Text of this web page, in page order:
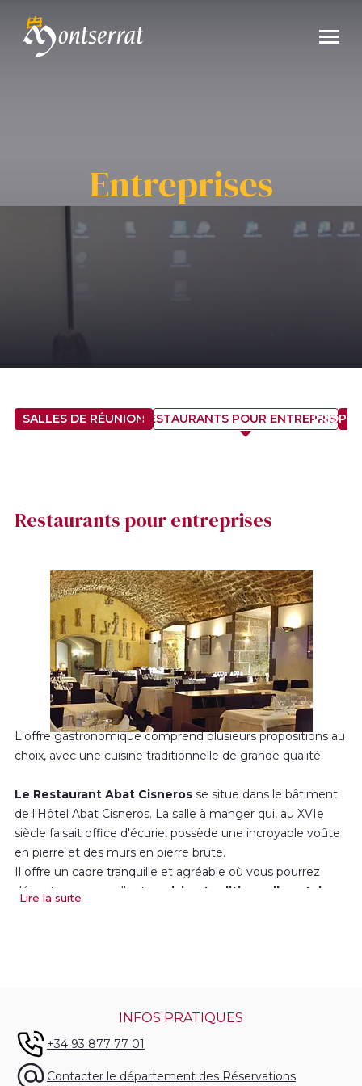
Entreprises
SALLES DE RÉUNIONRESTAURANTS POUR ENTREPRISES
Restaurants pour entreprises
L'offre gastronomique comprend plusieurs propositions au
choix, avec une cuisine traditionnelle de grande qualité.
Le Restaurant Abat Cisneros se situe dans le bâtiment
de l'Hôtel Abat Cisneros. La salle à manger qui, au XVIe
siècle faisait office d'écurie, possède une incroyable voûte
en pierre et des murs en pierre brute.
Il offre un cadre tranquille et agréable où vous pourrez
déguster une excellente
cuisine traditionnelle catalane
personnes. Nous disposons de menus et de cartes pour
groupes, fêtes de famille, mariages et célébrations.
Le Restaurant Montserrat
se situe à l'étage inférieur du
Lire la suite
INFOS PRATIQUES
+34 93 877 77 01
Contacter le département des Réservations